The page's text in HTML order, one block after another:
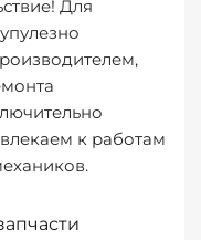
Для
к работам